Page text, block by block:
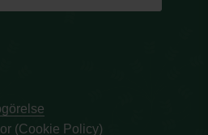
(Cookie Policy)